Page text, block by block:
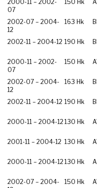
2000-11 – 2002-
07
150 Hk
2002-07 – 2004-
12
163 Hk
2002-11 – 2004-12 190 Hk
2000-11 – 2002-
07
150 Hk
2002-07 – 2004-
12
163 Hk
2002-11 – 2004-12 190 Hk
2000-11 – 2004-12 130 Hk
2001-11 – 2004-12 130 Hk
2000-11 – 2004-12 130 Hk
2002-07 – 2004-
150 Hk